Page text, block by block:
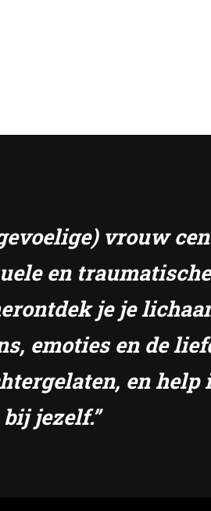
vrouw
en
je je
emoties en de
en
jezelf.”